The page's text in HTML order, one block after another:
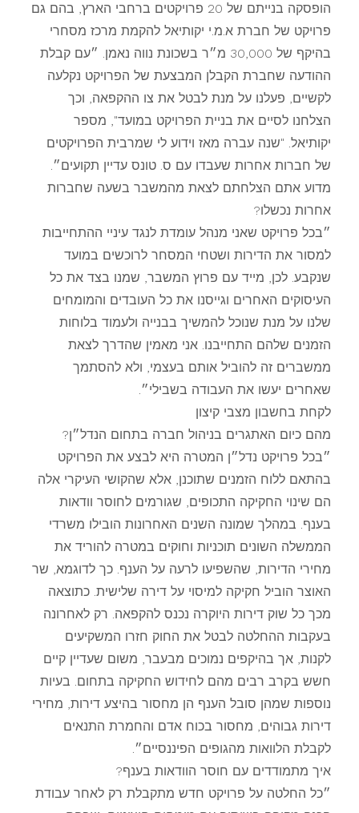
הופסקה בנייתם של 20 פרויקטים ברחבי הארץ, בהם גם
פרויקט של חברת א.מ.י יקותיאל להקמת מרכז מסחרי
בהיקף של 30,000 מ״ר בשכונת נווה נאמן. ״עם קבלת
ההודעה שחברת הקבלן המבצעת של הפרויקט נקלעה
לקשיים, פעלנו על מנת לבטל את צו ההקפאה, וכך
הצלחנו לסיים את בניית הפרויקט במועד", מספר
יקותיאל. "שנה עברה מאז וידוע לי שמרבית הפרויקטים
של חברות אחרות שעבדו עם ס. טונס עדיין תקועים״.
מדוע אתם הצלחתם לצאת מהמשבר בשעה שחברות
אחרות נכשלו?
״בכל פרויקט שאני מנהל עומדת לנגד עיניי ההתחייבות
למסור את הדירות ושטחי המסחר לרוכשים במועד
שנקבע. לכן, מייד עם פרוץ המשבר, שמנו בצד את כל
העיסוקים האחרים וגייסנו את כל העובדים והמומחים
שלנו על מנת שנוכל להמשיך בבנייה ולעמוד בלוחות
הזמנים שלהם התחייבנו. אני מאמין שהדרך לצאת
ממשברים זה להוביל אותם בעצמי, ולא להסתמך
שאחרים יעשו את העבודה בשבילי״.
לקחת בחשבון מצבי קיצון
מהם כיום האתגרים בניהול חברה בתחום הנדל״ן?
״בכל פרויקט נדל״ן המטרה היא לבצע את הפרויקט
בהתאם ללוח הזמנים שתוכנן, אלא שהקושי העיקרי אלה
הם שינוי החקיקה התכופים, שגורמים לחוסר וודאות
בענף. במהלך שמונה השנים האחרונות הובילו משרדי
הממשלה השונים תוכניות וחוקים במטרה להוריד את
מחירי הדירות, שהשפיעו לרעה על הענף. כך לדוגמא, שר
האוצר הוביל חקיקה למיסוי על דירה שלישית. כתוצאה
מכך כל שוק דירות היוקרה נכנס להקפאה. רק לאחרונה
בעקבות ההחלטה לבטל את החוק חזרו המשקיעים
לקנות, אך בהיקפים נמוכים מבעבר, משום שעדיין קיים
חשש בקרב רבים מהם לחידוש החקיקה בתחום. בעיות
נוספות שמהן סובל הענף הן מחסור בהיצע דירות, מחירי
דירות גבוהים, מחסור בכוח אדם והחמרת התנאים
לקבלת הלוואות מהגופים הפיננסיים״.
איך מתמודדים עם חוסר הוודאות בענף?
״כל החלטה על פרויקט חדש מתקבלת רק לאחר עבודת